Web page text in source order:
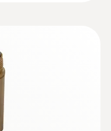
cycle 10 sec